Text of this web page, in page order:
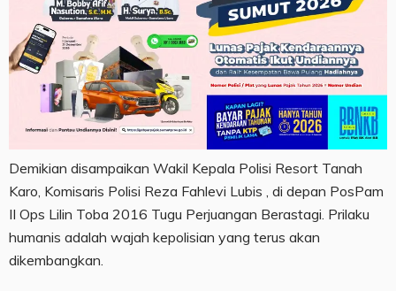
Demikian disampaikan Wakil Kepala Polisi Resort Tanah
Karo, Komisaris Polisi Reza Fahlevi Lubis , di depan PosPam
II Ops Lilin Toba 2016 Tugu Perjuangan Berastagi. Prilaku
humanis adalah wajah kepolisian yang terus akan
dikembangkan.